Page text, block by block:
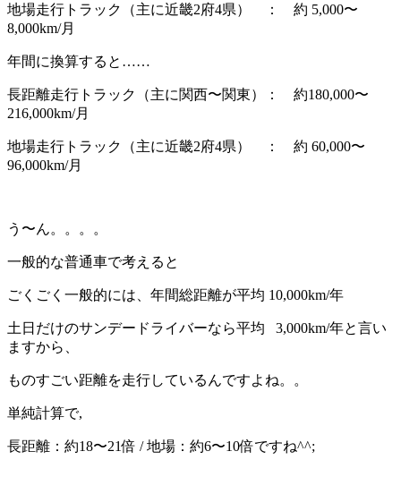
地場走行トラック（主に近畿2府4県） ： 約 5,000〜
8,000km/月
年間に換算すると……
長距離走行トラック（主に関西〜関東）： 約180,000〜
216,000km/月
地場走行トラック（主に近畿2府4県） ： 約 60,000〜
96,000km/月
う〜ん。。。。
一般的な普通車で考えると
ごくごく一般的には、年間総距離が平均 10,000km/年
土日だけのサンデードライバーなら平均 3,000km/年と言い
ますから、
ものすごい距離を走行しているんですよね。。
単純計算で,
長距離：約18〜21倍 / 地場：約6〜10倍ですね^^;